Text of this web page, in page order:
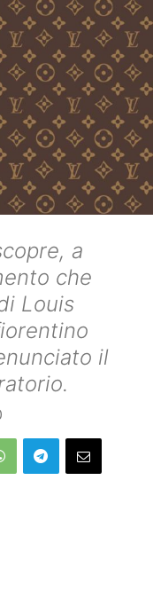
a
che
Louis
il